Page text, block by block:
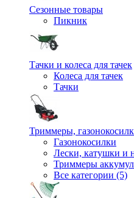
Сезонные товары
Пикник
Тачки и колеса для тачек
Колеса для тачек
Тачки
Триммеры,
Газонокосилки
Лески, катушки и
Триммеры
Все категории (5)